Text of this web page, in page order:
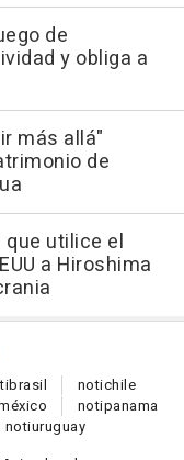
de
y obliga a
más allá"
de
que utilice el
a Hiroshima
brasil notichile
notipanama
notiuruguay